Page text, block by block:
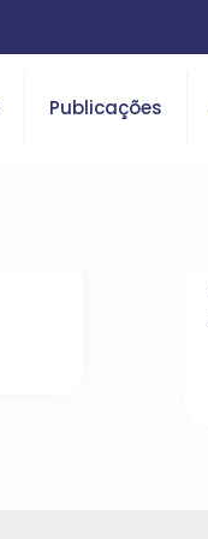
Publicações